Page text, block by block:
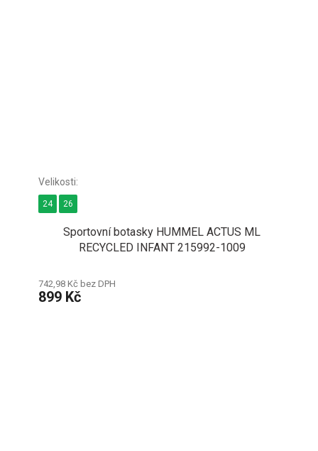
Sportovní botasky HUMMEL ACTUS ML
RECYCLED INFANT 215992-1009
742,98 Kč bez DPH
899 Kč
24 26